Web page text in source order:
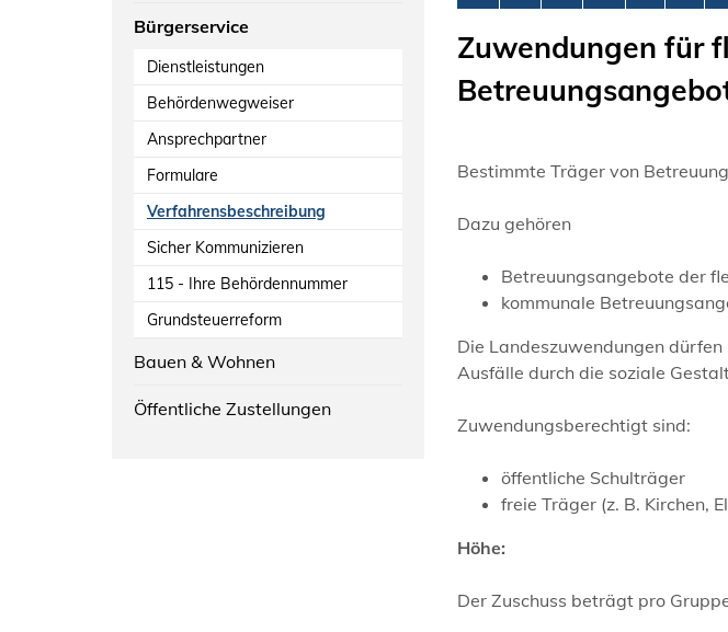
Bürgerservice
Dienstleistungen
Behördenwegweiser
Ansprechpartner
Formulare
Verfahrensbeschreibung
Sicher Kommunizieren
115 - Ihre Behördennummer
Grundsteuerreform
Bauen & Wohnen
Öffentliche Zustellungen
Zuwendungen für
Bestimmte Träger von
Dazu gehören
Betreuungsangebote der
kommunale
Die Landeszuwendungen
Ausfälle durch die soziale
Zuwendungsberechtigt sind:
öffentliche Schulträger
freie Träger (z. B. Kirchen,
Höhe:
Der Zuschuss beträgt pro